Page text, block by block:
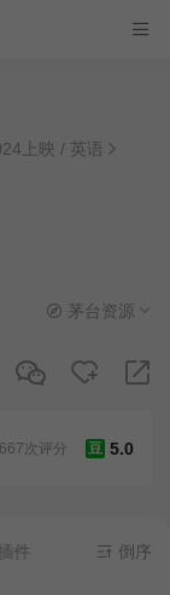
上映 / 英语
茅台资源
豆 5.0
667次评分
倒序